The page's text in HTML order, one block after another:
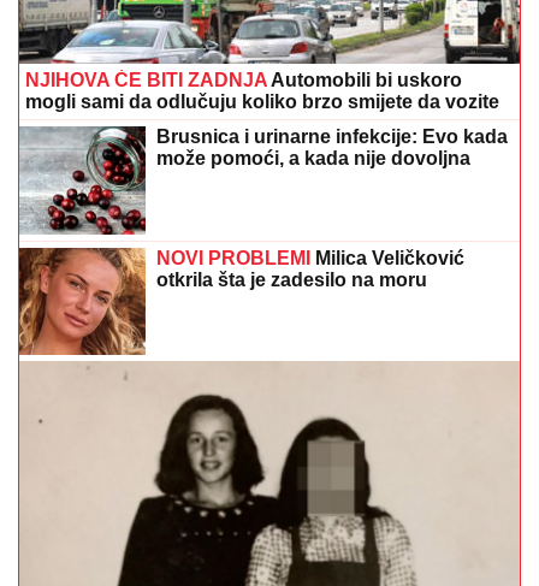
NJIHOVA ĆE BITI ZADNJA Automobili bi uskoro
mogli sami da odlučuju koliko brzo smijete da vozite
Brusnica i urinarne infekcije: Evo kada
može pomoći, a kada nije dovoljna
NOVI PROBLEMI
Milica Veličković
otkrila šta je zadesilo na moru